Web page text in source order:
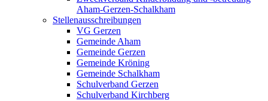
Aham-Gerzen-Schalkham
Stellenausschreibungen
VG Gerzen
Gemeinde Aham
Gemeinde Gerzen
Gemeinde Kröning
Gemeinde Schalkham
Schulverband Gerzen
Schulverband Kirchberg